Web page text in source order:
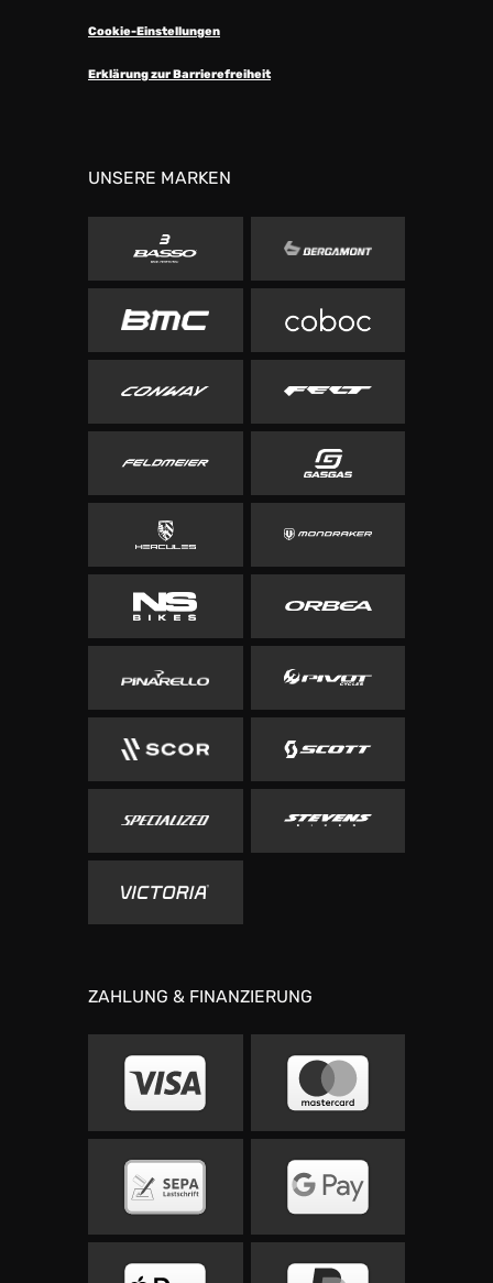
Cookie-Einstellungen
Erklärung zur Barrierefreiheit
UNSERE MARKEN
ZAHLUNG & FINANZIERUNG